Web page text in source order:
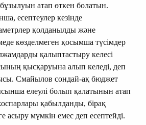
бұзылуын атап өткен болатын.
есептеулер кезінде
қолданылды және
көзделмеген қосымша түсімдер
қалыптастыру келесі
қысқаруына алып келеді, деп
Смайылов сондай-ақ бюджет
елеулі болып қалатынын атап
қабылданды, бірақ
асыру мүмкін емес деп есептейді.